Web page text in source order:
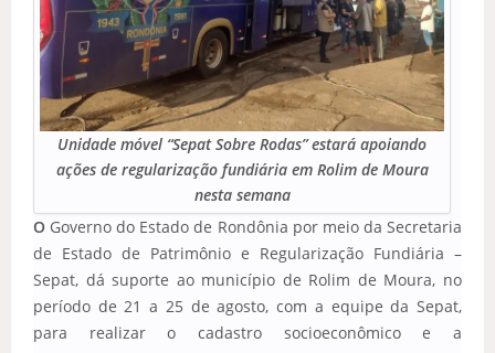
Unidade móvel “Sepat Sobre Rodas” estará apoiando
ações de regularização fundiária em Rolim de Moura
nesta semana
O Governo do Estado de Rondônia por meio da Secretaria
de Estado de Patrimônio e Regularização Fundiária –
Sepat, dá suporte ao município de Rolim de Moura, no
período de 21 a 25 de agosto, com a equipe da Sepat,
para realizar o cadastro socioeconômico e a